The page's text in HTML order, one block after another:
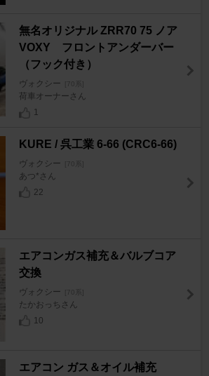
無名オリジナル ZRR70 75 ノア
VOXY フロントアンダーバー
（フック付き）
ヴォクシー [70系]
荷車オーナーさん
1
KURE / 呉工業 6-66 (CRC6-66)
ヴォクシー [70系]
あつ*さん
22
エアコンガス補充＆バルブコア
交換
ヴォクシー [70系]
たかおっちさん
10
エアコン ガス＆オイル補充